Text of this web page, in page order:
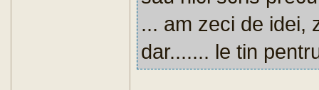
... am zeci de idei,
dar....... le tin